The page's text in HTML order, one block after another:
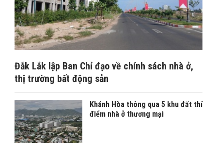
Đắk Lắk lập Ban Chỉ đạo về chính sách nhà ở,
thị trường bất động sản
Khánh Hòa thông qua 5 khu đất thí
điểm nhà ở thương mại